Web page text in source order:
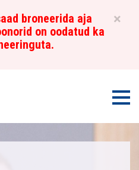
×
broneerida aja
on oodatud ka